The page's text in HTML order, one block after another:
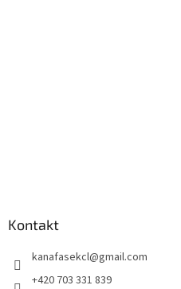
Kontakt
kanafasekcl@gmail.com
+420 703 331 839